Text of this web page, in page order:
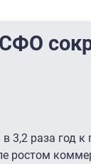
3,2 раза год к
ростом